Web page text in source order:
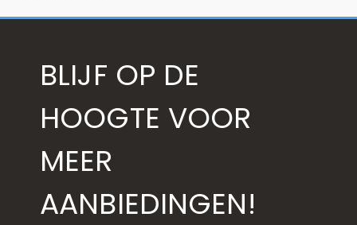
BLIJF OP DE
HOOGTE VOOR
MEER
AANBIEDINGEN!